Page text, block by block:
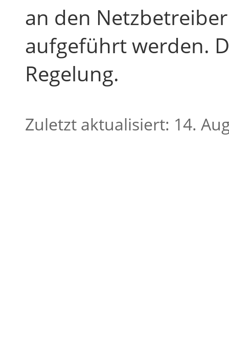
an den
aufgeführt werden.
Regelung.
Zuletzt aktualisiert: 14.